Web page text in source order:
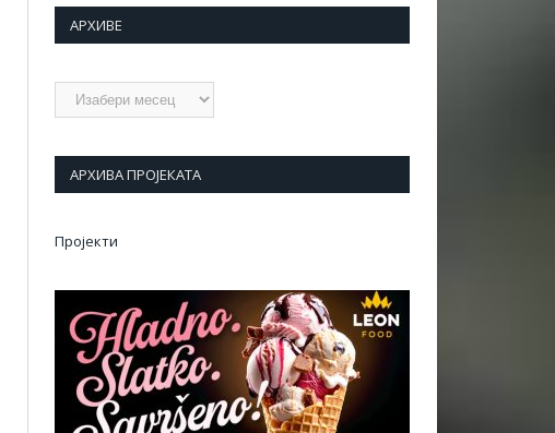
АРХИВЕ
Архиве
АРХИВА ПРОЈЕКАТА
Пројекти